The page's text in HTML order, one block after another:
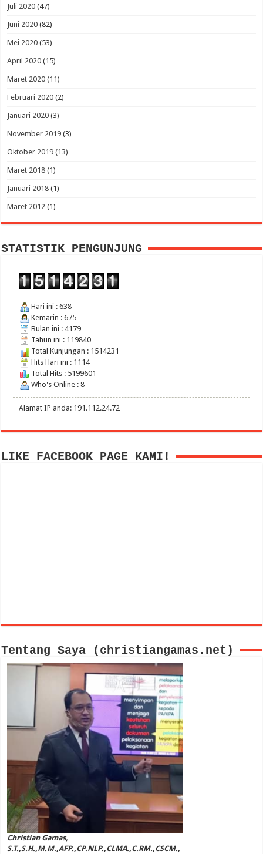
Juli 2020 (47)
Juni 2020 (82)
Mei 2020 (53)
April 2020 (15)
Maret 2020 (11)
Februari 2020 (2)
Januari 2020 (3)
November 2019 (3)
Oktober 2019 (13)
Maret 2018 (1)
Januari 2018 (1)
Maret 2012 (1)
STATISTIK PENGUNJUNG
Hari ini : 638
Kemarin : 675
Bulan ini : 4179
Tahun ini : 119840
Total Kunjungan : 1514231
Hits Hari ini : 1114
Total Hits : 5199601
Who's Online : 8
Alamat IP anda: 191.112.24.72
LIKE FACEBOOK PAGE KAMI!
Tentang Saya (christiangamas.net)
Christian Gamas,
S.T.,S.H.,M.M.,AFP.,CP.NLP.,CLMA.,C.RM.,CSCM.,